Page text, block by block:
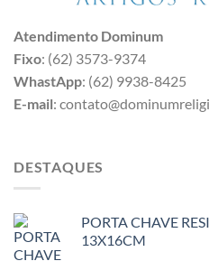
Atendimento Dominum
Fixo: (62) 3573-9374
WhastApp: (62) 9938-8425
E-mail:
DESTAQUES
PORTA CHAVE
13X16CM